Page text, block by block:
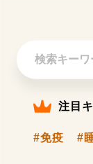
注目
#免疫 #